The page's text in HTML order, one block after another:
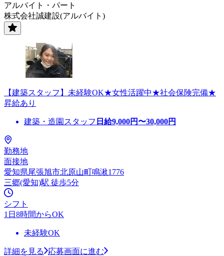
アルバイト・パート
株式会社誠建設(アルバイト)
【建築スタッフ】未経験OK★女性活躍中★社会保険完備★
昇給あり
建築・造園スタッフ 日給9,000円〜30,000円
勤務地
面接地
愛知県尾張旭市北原山町鳴湫1776
三郷(愛知)駅 徒歩5分
シフト
1日8時間からOK
未経験OK
詳細を見る
応募画面に進む